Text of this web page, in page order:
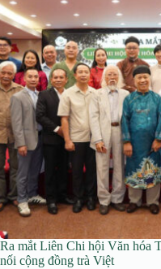
Ra mắt Liên Chi hội Văn hóa
nối cộng đồng trà Việt